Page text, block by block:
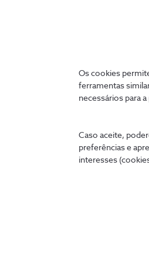
Os cookies
ferramentas
necessários para
Caso aceite,
preferências e
interesses